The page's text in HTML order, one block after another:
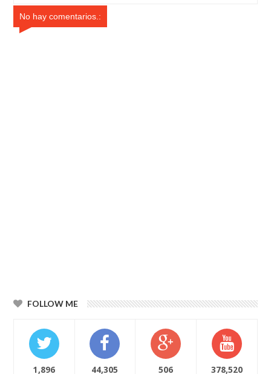
No hay comentarios.:
FOLLOW ME
1,896 44,305 506 378,520